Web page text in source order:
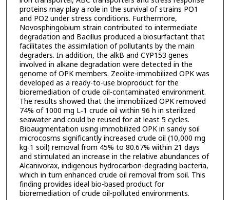
proteins may play a role in the survival of strains PO1
and PO2 under stress conditions. Furthermore,
Novosphingobium strain contributed to intermediate
degradation and Bacillus produced a biosurfactant that
facilitates the assimilation of pollutants by the main
degraders. In addition, the alkB and CYP153 genes
involved in alkane degradation were detected in the
genome of OPK members. Zeolite-immobilized OPK was
developed as a ready-to-use bioproduct for the
bioremediation of crude oil-contaminated environment.
The results showed that the immobilized OPK removed
74% of 1000 mg L−1 crude oil within 96 h in sterilized
seawater and could be reused for at least 5 cycles.
Bioaugmentation using immobilized OPK in sandy soil
microcosms significantly increased crude oil (10,000 mg
kg−1 soil) removal from 45% to 80.67% within 21 days
and stimulated an increase in the relative abundances of
Alcanivorax, indigenous hydrocarbon-degrading bacteria,
which in turn enhanced crude oil removal from soil. This
finding provides ideal bio-based product for
bioremediation of crude oil-polluted environments.